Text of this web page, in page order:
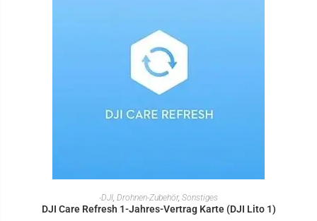
IN DEN WARENKORB
-DJI, Drohnen-Zubehör, Sonstiges
DJI Care Refresh 1-Jahres-Vertrag Karte (DJI Lito 1)